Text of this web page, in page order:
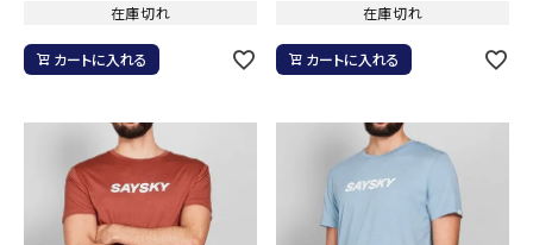
在庫切れ
カートに入れる
在庫切れ
カートに入れる